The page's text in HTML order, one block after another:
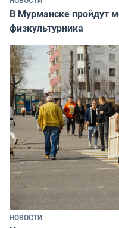
В Мурманске пройдут
физкультурника
НОВОСТИ